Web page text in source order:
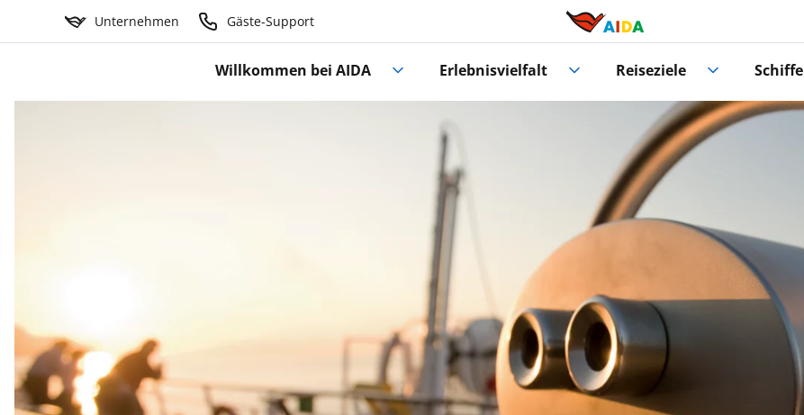
Unternehmen Gäste-Support
Willkommen bei AIDA Erlebnisvielfalt Reiseziele Schiffe